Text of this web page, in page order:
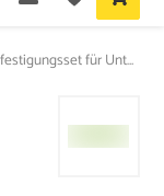
HORI Befestigungsset für Unterkonstruktion big